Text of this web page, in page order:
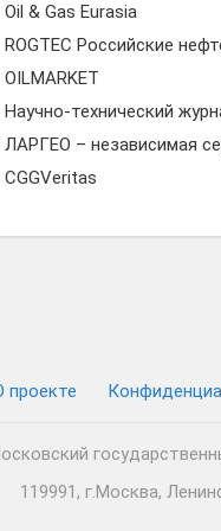
Oil & Gas Eurasia
ROGTEC Российские
OILMARKET
Научно-технический
ЛАРГЕО – независимая
CGGVeritas
проекте
119991, г.Москва,